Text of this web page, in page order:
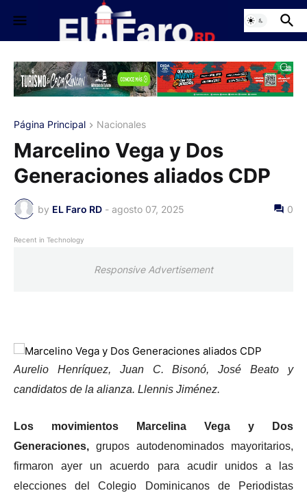
Página Principal Nacionales
Marcelino Vega y Dos
Generaciones aliados CDP
by EL Faro RD - agosto 07, 2025 0
Recent in Technology
Responsive Advertisement
Aurelio Henríquez, Juan C. Bisonó, José Beato y
candidatos de la alianza. Llennis Jiménez.
Los movimientos Marcelina Vega y Dos
Generaciones, grupos autodenominados mayoritarios,
firmaron ayer un acuerdo para acudir unidos a las
elecciones del Colegio Dominicanos de Periodistas